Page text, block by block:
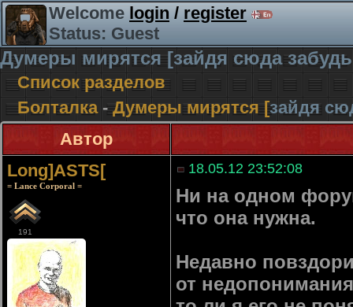
Welcome login/register
Status: Guest
Думеры мирятся [зайдя сюда
Список разделов
Болталка-Думеры мирятся [зайдя
Автор
Long]ASTS[
= Lance Corporal =
191
18.05.12 23:52:08
Ни на одном
что она нужна.
Недавно
от